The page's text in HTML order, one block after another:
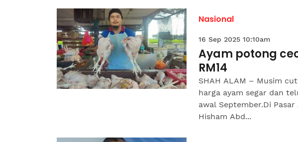
Nasional
16 Sep 2025 10:10am
Ayam potong
RM14
SHAH ALAM – Musim
harga ayam segar dan
awal September.Di
Hisham Abd...